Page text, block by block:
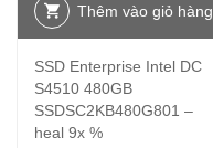
Thêm vào giỏ hàng
SSD Enterprise Intel DC
S4510 480GB
SSDSC2KB480G801 –
heal 9x %